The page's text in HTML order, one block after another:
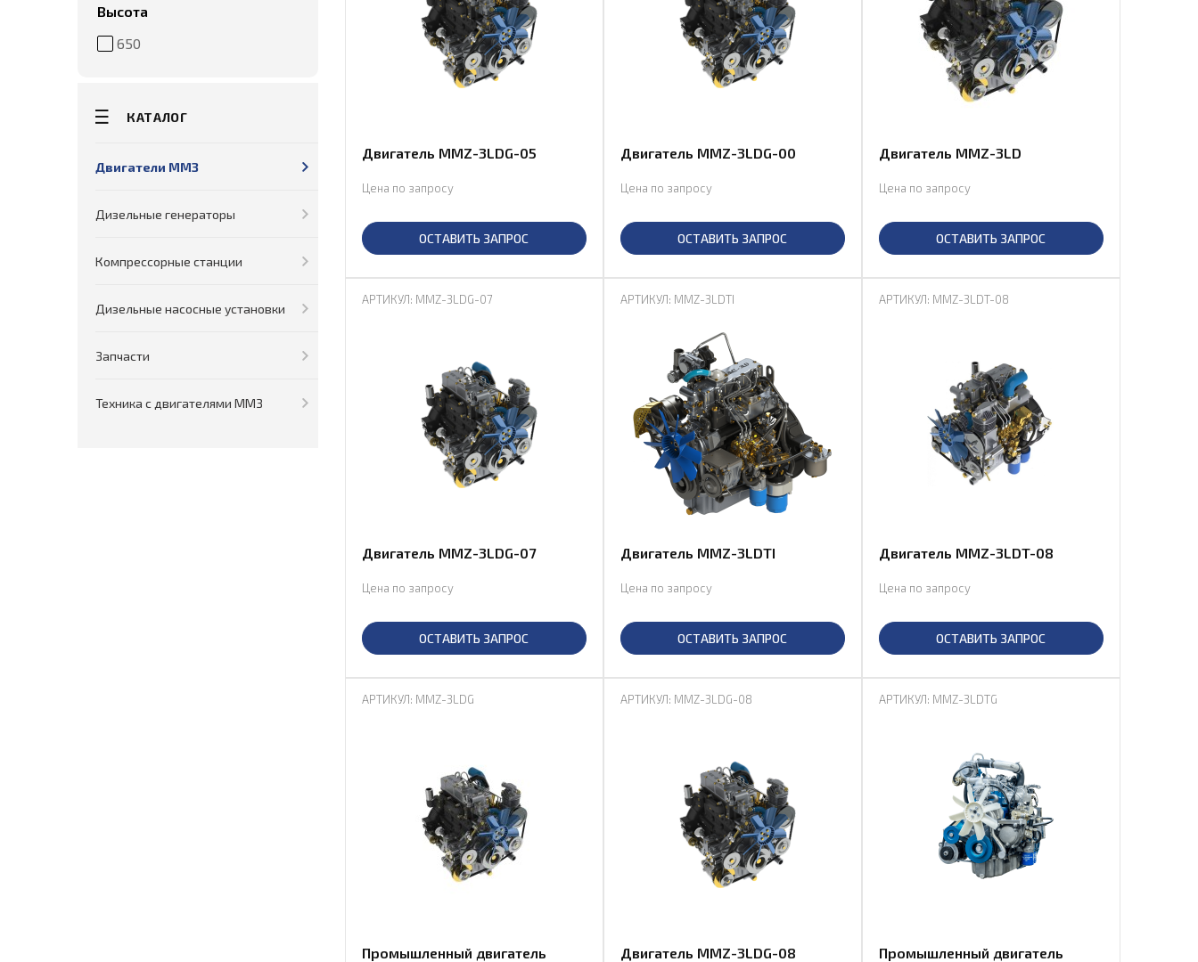
Высота
650
КАТАЛОГ
Двигатели ММЗ
Дизельные генераторы
Компрессорные станции
Дизельные насосные установки
Запчасти
Техника с двигателями ММЗ
Двигатель MMZ-3LDG-05
Цена по запросу
ОСТАВИТЬ ЗАПРОС
Двигатель MMZ-3LDG-00
Цена по запросу
ОСТАВИТЬ ЗАПРОС
Двигатель MMZ-3LD
Цена по запросу
ОСТАВИТЬ ЗАПРОС
АРТИКУЛ: MMZ-3LDG-07
Двигатель MMZ-3LDG-07
Цена по запросу
ОСТАВИТЬ ЗАПРОС
АРТИКУЛ: MMZ-3LDTI
Двигатель MMZ-3LDTI
Цена по запросу
ОСТАВИТЬ ЗАПРОС
АРТИКУЛ: MMZ-3LDT-08
Двигатель MMZ-3LDT-08
Цена по запросу
ОСТАВИТЬ ЗАПРОС
АРТИКУЛ: MMZ-3LDG
Промышленный двигатель
АРТИКУЛ: MMZ-3LDG-08
Двигатель MMZ-3LDG-08
АРТИКУЛ: MMZ-3LDTG
Промышленный двигатель